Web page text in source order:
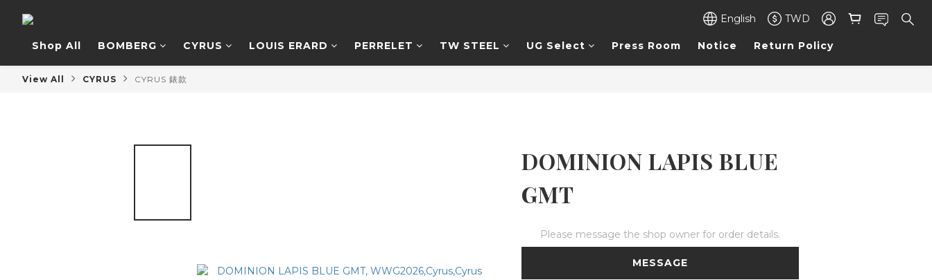
English TWD
Shop All BOMBERG CYRUS LOUIS ERARD PERRELET TW STEEL UG Select Press Room Notice Return Policy
View All CYRUS CYRUS 錶款
DOMINION LAPIS BLUE
GMT
Please message the shop owner for order details.
MESSAGE